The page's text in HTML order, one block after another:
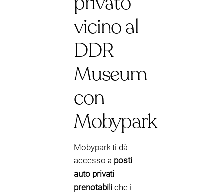
vicino al
DDR
Museum
con
Mobypark
Mobypark ti dà
accesso a posti
auto privati
prenotabili che i